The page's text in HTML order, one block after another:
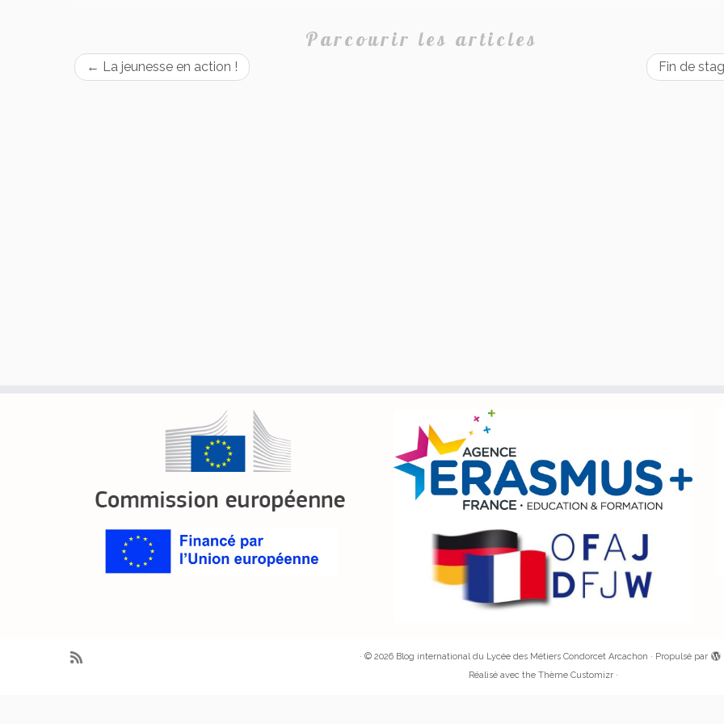
Parcourir les articles
← La jeunesse en action ! Fin de
· © 2026 Blog international du Lycée des Métiers Condorcet Arcachon · Propulsé par
Réalisé avec the Thème Customizr·